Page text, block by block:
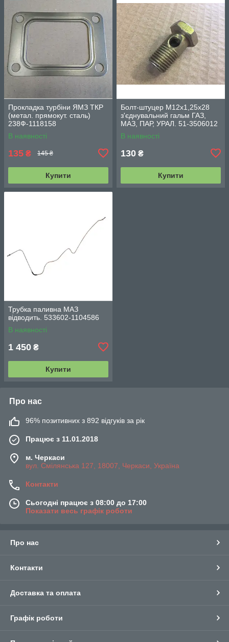
Прокладка турбіни ЯМЗ ТКР
(метал. прямокут. сталь)
238Ф-1118158
В наявності
135 ₴ 145 ₴
Купити
Болт-штуцер М12х1,25х28
з'єднувальний гальм ГАЗ,
МАЗ, ПАР, УРАЛ. 51-3506012
В наявності
130 ₴
Купити
Трубка паливна МАЗ
відводить. 533602-1104586
В наявності
1 450 ₴
Купити
Про нас
96% позитивних з 892 відгуків за рік
Працює з 11.01.2018
м. Черкаси
вул. Смілянська 127, 18007, Черкаси, Україна
Контакти
Сьогодні працює з 08:00 до 17:00
Показати весь графік роботи
Про нас
Контакти
Доставка та оплата
Графік роботи